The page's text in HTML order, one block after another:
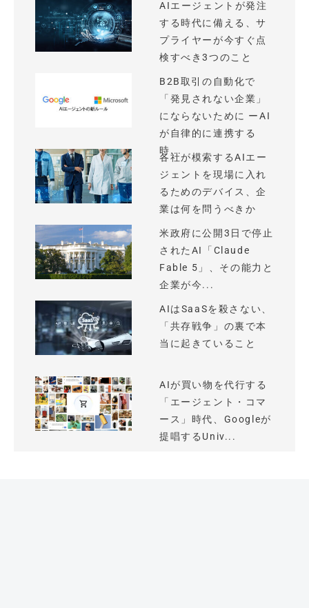
AIエージェントが発注
する時代に備える、サ
プライヤーが今すぐ点
検すべき3つのこと
B2B取引の自動化で
「発見されない企業」
にならないために ーAI
が自律的に連携する
時...
各社が模索するAIエー
ジェントを現場に入れ
るためのデバイス、企
業は何を問うべきか
米政府に公開3日で停止
されたAI「Claude
Fable 5」、その能力と
企業が今...
AIはSaaSを殺さない、
「共存戦争」の裏で本
当に起きていること
AIが買い物を代行する
「エージェント・コマ
ース」時代、Googleが
提唱するUniv...